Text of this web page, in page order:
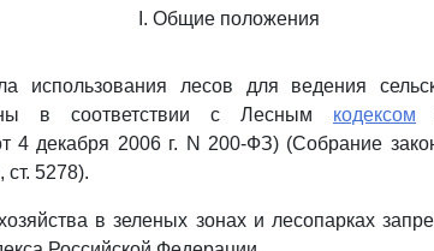
I. Общие положения
использования лесов для ведения
в соответствии с Лесным кодексом
4 декабря 2006 г. N 200-ФЗ) (Собрание
5278).
в зеленых зонах и лесопарках